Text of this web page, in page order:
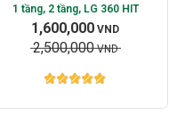
1 tầng, 2 tầng, LG 360 HIT
1,600,000 VND
2,500,000 VND